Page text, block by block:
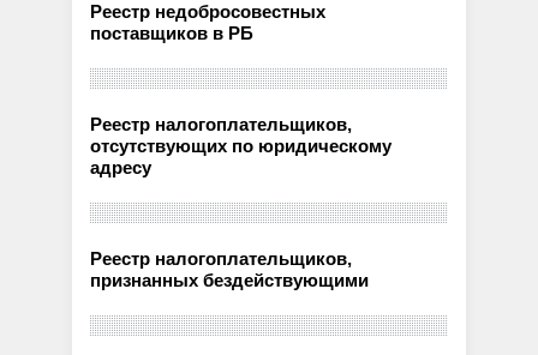
Реестр недобросовестных
поставщиков в РБ
Реестр налогоплательщиков,
отсутствующих по юридическому
адресу
Реестр налогоплательщиков,
признанных бездействующими